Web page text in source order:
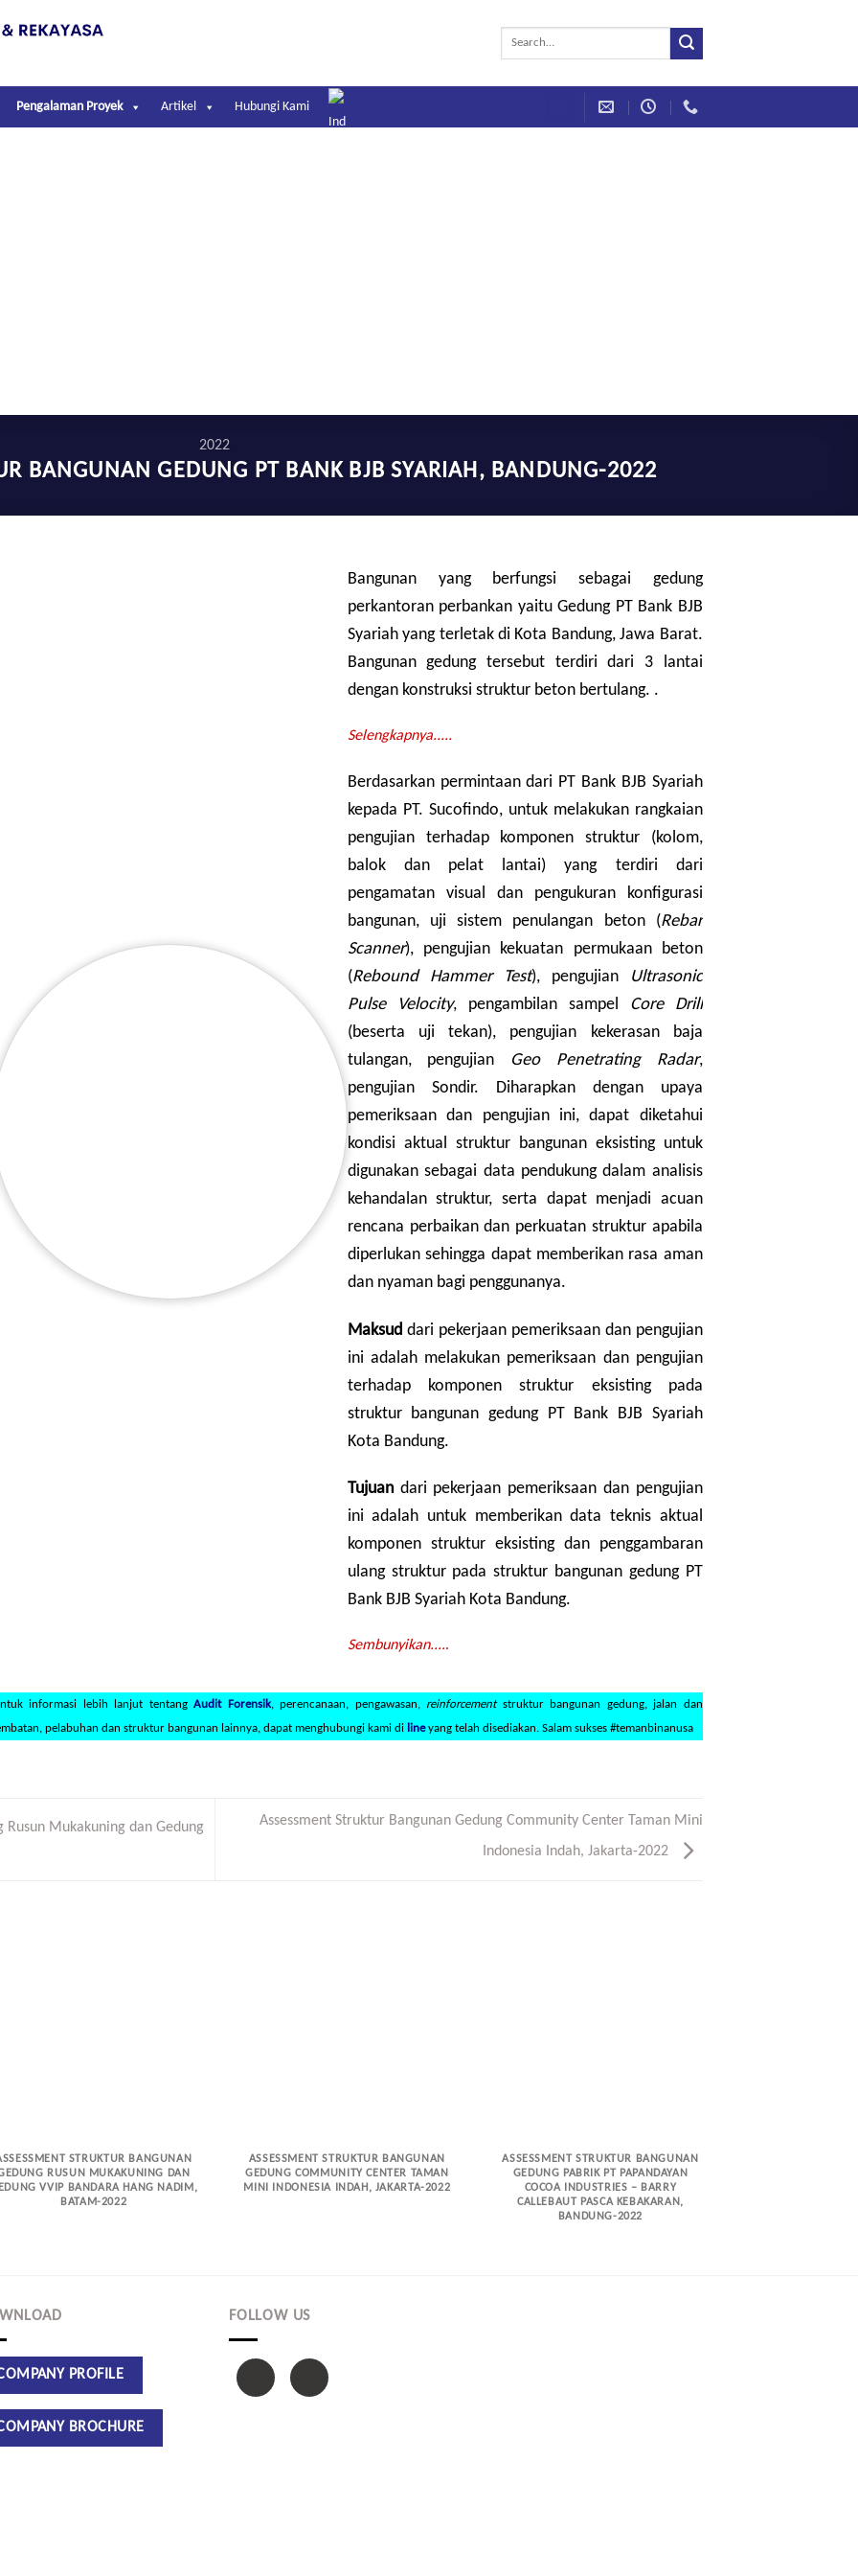
Pengalaman Proyek Artikel Hubungi Kami
2022
BANGUNAN GEDUNG PT BANK BJB SYARIAH, BANDUNG-2022
Bangunan yang berfungsi sebagai gedung
perkantoran perbankan yaitu Gedung PT Bank BJB
Syariah yang terletak di Kota Bandung, Jawa Barat.
Bangunan gedung tersebut terdiri dari 3 lantai
dengan konstruksi struktur beton bertulang. .
Selengkapnya.....
Berdasarkan permintaan dari PT Bank BJB Syariah
kepada PT. Sucofindo, untuk melakukan rangkaian
pengujian terhadap komponen struktur (kolom,
balok dan pelat lantai) yang terdiri dari
pengamatan visual dan pengukuran konfigurasi
bangunan, uji sistem penulangan beton (Rebar
Scanner), pengujian kekuatan permukaan beton
(Rebound Hammer Test), pengujian
Ultrasonic
Pulse Velocity, pengambilan sampel Core Drill
(beserta uji tekan), pengujian kekerasan baja
tulangan, pengujian
Geo Penetrating Radar,
pengujian Sondir. Diharapkan dengan upaya
pemeriksaan dan pengujian ini, dapat diketahui
kondisi aktual struktur bangunan eksisting untuk
digunakan sebagai data pendukung dalam analisis
kehandalan struktur, serta dapat menjadi acuan
rencana perbaikan dan perkuatan struktur apabila
diperlukan sehingga dapat memberikan rasa aman
dan nyaman bagi penggunanya.
Maksud dari pekerjaan pemeriksaan dan pengujian
ini adalah melakukan pemeriksaan dan pengujian
terhadap komponen struktur eksisting pada
struktur bangunan gedung PT Bank BJB Syariah
Kota Bandung.
Tujuandari pekerjaan pemeriksaan dan pengujian
ini adalah untuk memberikan data teknis aktual
komponen struktur eksisting dan penggambaran
ulang struktur pada struktur bangunan gedung PT
Bank BJB Syariah Kota Bandung.
Sembunyikan.....
informasi lebih lanjut tentangAudit Forensik, perencanaan, pengawasan, reinforcementstruktur bangunan gedung, jalan dan
pelabuhan dan struktur bangunan lainnya, dapat menghubungi kami di lineyang telah disediakan. Salam sukses #temanbinanusa
Mukakuning dan Gedung
Assessment Struktur Bangunan Gedung Community Center Taman Mini
Indonesia Indah, Jakarta-2022
STRUKTUR BANGUNAN
RUSUN MUKAKUNING DAN
VVIP BANDARA HANG NADIM,
BATAM-2022
ASSESSMENT STRUKTUR BANGUNAN
GEDUNG COMMUNITY CENTER TAMAN
MINI INDONESIA INDAH, JAKARTA-2022
ASSESSMENT STRUKTUR BANGUNAN
GEDUNG PABRIK PT PAPANDAYAN
COCOA INDUSTRIES – BARRY
CALLEBAUT PASCA KEBAKARAN,
BANDUNG-2022
FOLLOW US